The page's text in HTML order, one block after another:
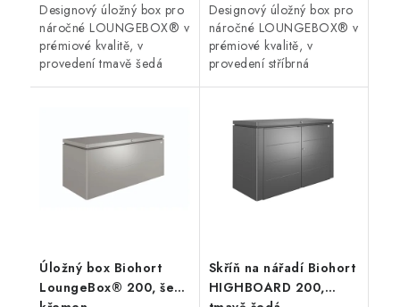
Designový úložný box pro
náročné LOUNGEBOX® v
prémiové kvalitě, v
provedení tmavě šedá
Atraktivní...
Designový úložný box pro
náročné LOUNGEBOX® v
prémiové kvalitě, v
provedení stříbrná
rozměry š 200 x d 84 cm.
Atraktivní...
Úložný box Biohort
LoungeBox® 200, šedý
Skříň na nářadí Biohort
HIGHBOARD 200,